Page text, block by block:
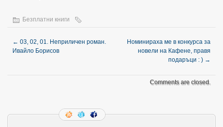
Безплатни книги
← 03, 02, 01. Неприличен роман.
Ивайло Борисов
Номинираха ме в конкурса за
новели на Кафене, правя
подаръци : ) →
Comments are closed.